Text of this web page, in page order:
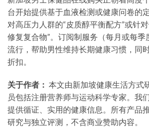
台开始提供基于血液检测或健康问卷的
对高压力人群的“皮质醇平衡配方”或针
修复复合物”。订阅制服务（每月或每季
流行，帮助男性维持长期健康习惯，同
折扣。
关于作者： 本文由新加坡健康生活方式
员包括注册营养师与运动科学专家。我
提供循证、实用的健康信息。所有产品
研究与独立评测，不含商业赞助内容。